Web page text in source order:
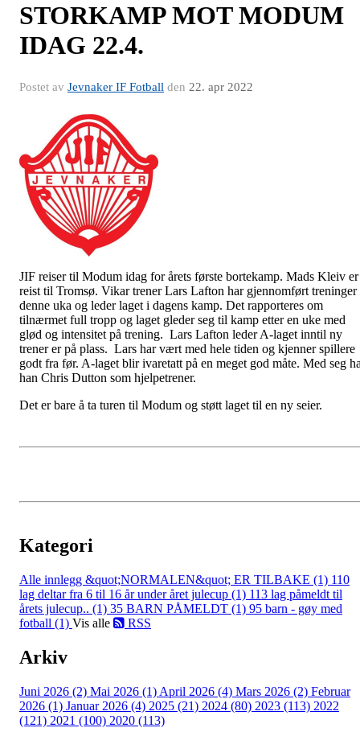
STORKAMP MOT MODUM
IDAG 22.4.
Postet av Jevnaker IF Fotball den 22. apr 2022
JIF reiser til Modum idag for årets første bortekamp. Mads Kleiv er
reist til Tromsø. Vikar trener Lars Lafton har gjennomført treninger
denne uka og leder laget i dagens kamp. Det rapporteres om
tilnærmet full tropp og laget gleder seg til kamp etter en uke med
glød og intensitet på trening. Lars Lafton leder A-laget inntil ny
trener er på plass. Lars har vært med hele tiden og kjenner spillere
godt fra før. A-laget blir ivaretatt på en meget god måte. Med seg
han Chris Dutton som hjelpetrener.
Det er bare å ta turen til Modum og støtt laget til en ny seier.
Kategori
Alle innlegg &quot;NORMALEN&quot; ER TILBAKE (1) 110
lag deltar fra 6 til 16 år under året julecup (1) 113 lag påmeldt til
årets julecup.. (1) 35 BARN PÅMELDT (1) 95 barn - gøy med
fotball (1) Vis alle RSS
Arkiv
Juni 2026 (2) Mai 2026 (1) April 2026 (4) Mars 2026 (2) Februar
2026 (1) Januar 2026 (4) 2025 (21) 2024 (80) 2023 (113) 2022
(121) 2021 (100) 2020 (113)